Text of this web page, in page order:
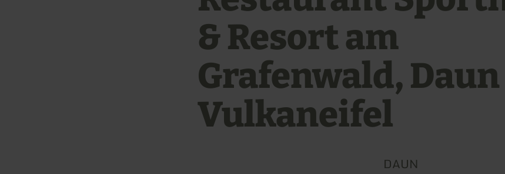
& Resort am
Grafenwald, Daun
Vulkaneifel
DAUN